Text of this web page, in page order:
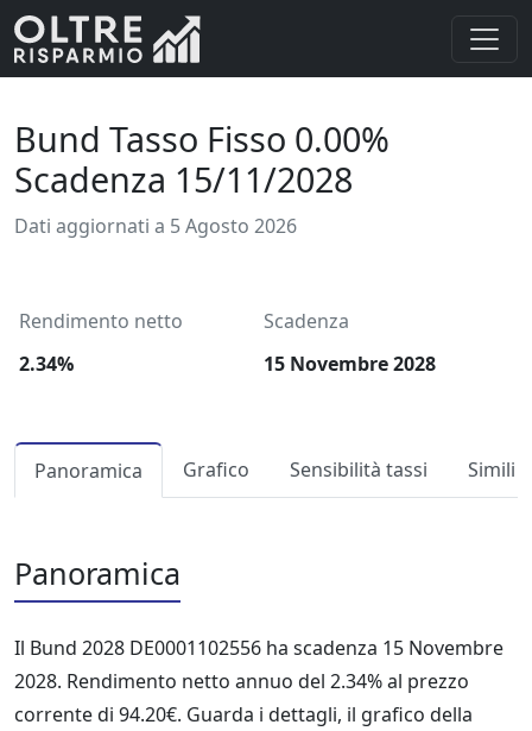
Bund Tasso Fisso 0.00%
Scadenza 15/11/2028
Dati aggiornati a 5 Agosto 2026
Rendimento netto
Scadenza
2.34%
15 Novembre 2028
Panoramica Grafico Sensibilità tassi Simili
Panoramica
Il Bund 2028 DE0001102556 ha scadenza 15 Novembre
2028. Rendimento netto annuo del 2.34% al prezzo
corrente di 94.20€. Guarda i dettagli, il grafico della